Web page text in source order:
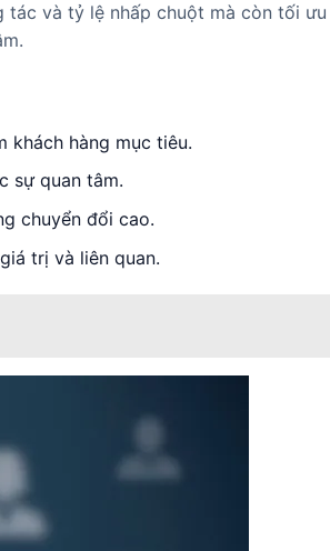
tác và tỷ lệ nhấp chuột mà còn tối ưu
khách hàng mục tiêu.
sự quan tâm.
chuyển đổi cao.
trị và liên quan.